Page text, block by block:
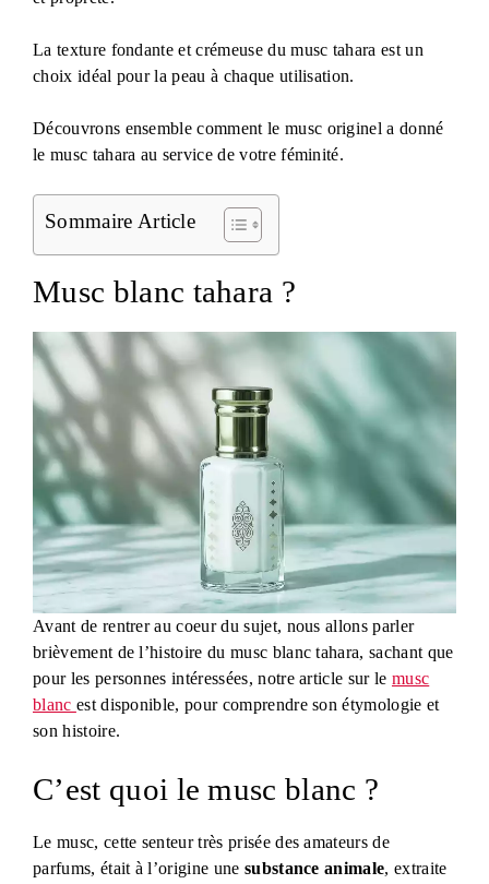
La texture fondante et crémeuse du musc tahara est un
choix idéal pour la peau à chaque utilisation.
Découvrons ensemble comment le musc originel a donné
le musc tahara au service de votre féminité.
Sommaire Article
Musc blanc tahara ?
Avant de rentrer au coeur du sujet, nous allons parler
brièvement de l’histoire du musc blanc tahara, sachant que
pour les personnes intéressées, notre article sur le musc
blanc est disponible, pour comprendre son étymologie et
son histoire.
C’est quoi le musc blanc ?
Le musc, cette senteur très prisée des amateurs de
parfums, était à l’origine une substance animale, extraite